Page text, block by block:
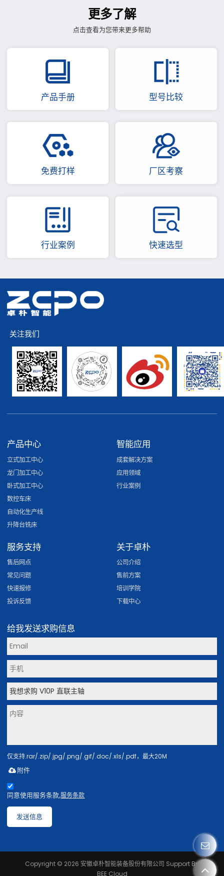
更多了解
点击查看为您带来更多帮助
产品手册 型号比较
免费打样 厂区考察
行业案例 快速选型
关注我们
产品中心
立式加工中心
龙门加工中心
卧式加工中心
数控车床
自动化生产线
升降台铣床
智能应用
成套解决方案
应用领域
行业案例
服务支持
售后网点
常见问题
快速报修
投诉反馈
关于卓朴
公司介绍
售前方案
培训学院
下载中心
给我发送求购信息
仅支持.rar/.zip/.jpg/.png/.gif/.doc/.xls/.pdf，最大20M
附件
同意使用服务条款,服务条款
发送信息
Copyright © 2026 安徽卓朴智能装备股份有限公司 Support By
BEE Cloud